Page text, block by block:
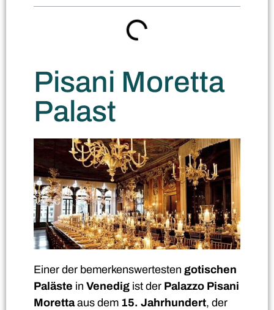
Pisani Moretta
Palast
Einer der bemerkenswertesten gotischen
Paläste in Venedig ist der Palazzo Pisani
Morettaaus dem 15. Jahrhundert, der